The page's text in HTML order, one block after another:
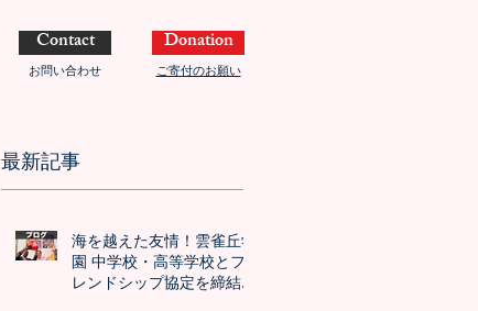
Contact
お問い合わせ
Donation
ご寄付のお願い
最新記事
海を越えた友情！雲雀丘学
園 中学校・高等学校とフ
レンドシップ協定を締結し